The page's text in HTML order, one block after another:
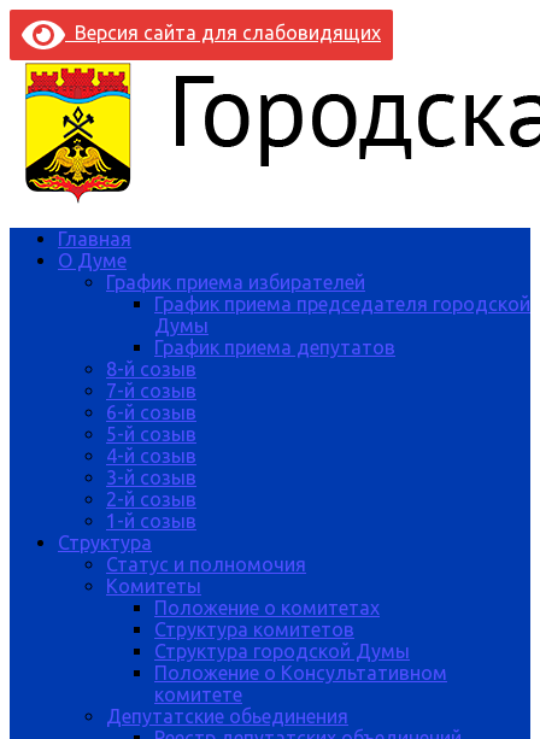
Версия сайта для слабовидящих
Главная
О Думе
График приема избирателей
График приема председателя городской
Думы
График приема депутатов
8-й созыв
7-й созыв
6-й созыв
5-й созыв
4-й созыв
3-й созыв
2-й созыв
1-й созыв
Структура
Статус и полномочия
Комитеты
Положение о комитетах
Структура комитетов
Структура городской Думы
Положение о Консультативном
комитете
Депутатские обьединения